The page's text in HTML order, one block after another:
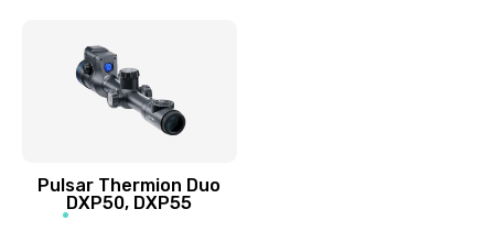
Pulsar Thermion Duo
DXP50, DXP55